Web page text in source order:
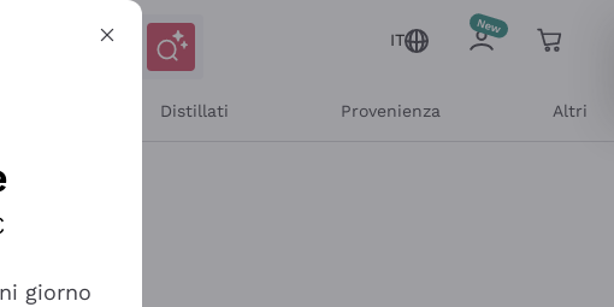
IT
Distillati Provenienza Altri
giorno